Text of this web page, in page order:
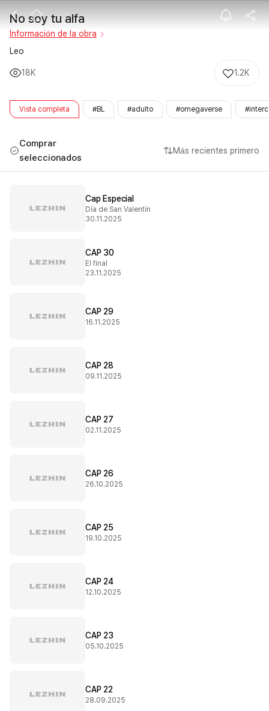
No soy tu alfa
No soy tu alfa
Información de la obra
Leo
18K 1.2K
Vista completa #BL #adulto #omegaverse
Comprar
seleccionados
Más recientes primero
Cap Especial
Día de San Valentín
30.11.2025
CAP 30
El final
23.11.2025
CAP 29
16.11.2025
CAP 28
09.11.2025
CAP 27
02.11.2025
CAP 26
26.10.2025
CAP 25
19.10.2025
CAP 24
12.10.2025
CAP 23
05.10.2025
CAP 22
28.09.2025